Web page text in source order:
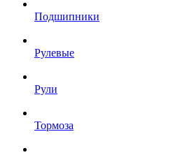
Подшипники
Рулевые
Рули
Тормоза